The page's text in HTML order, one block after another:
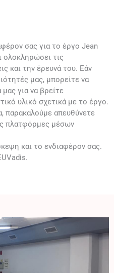
σας για το έργο Jean
ολοκληρώσει τις
και την έρευνά του. Εάν
μας, μπορείτε να
για να βρείτε
υλικό σχετικά με το έργο.
παρακαλούμε απευθύνετε
πλατφόρμες μέσων
και το ενδιαφέρον σας.